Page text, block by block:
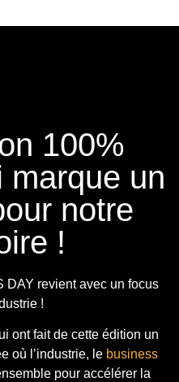
100%
marque un
notre
!
DAY revient avec un focus
!
ont fait de cette édition un
où l’industrie, le business
pour accélérer la